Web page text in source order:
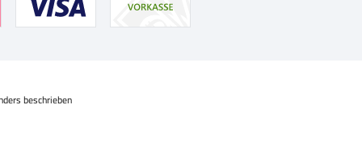
beschrieben